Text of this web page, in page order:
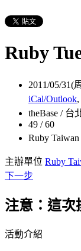
Ruby
2011/05/31(
iCal/Outlook,
theBase / 台
49 / 60
Ruby Taiwan
主辦單位 Ruby
下一步
注意：這次
活動介紹